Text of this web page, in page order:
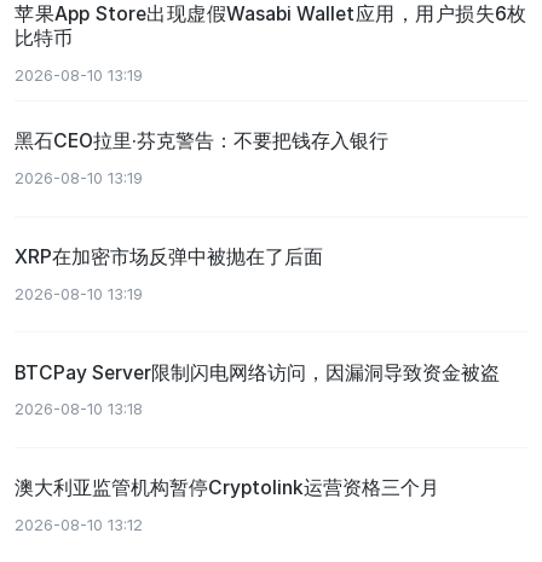
苹果App Store出现虚假Wasabi Wallet应用，用户损失6枚
比特币
2026-08-10 13:19
黑石CEO拉里·芬克警告：不要把钱存入银行
2026-08-10 13:19
XRP在加密市场反弹中被抛在了后面
2026-08-10 13:19
BTCPay Server限制闪电网络访问，因漏洞导致资金被盗
2026-08-10 13:18
澳大利亚监管机构暂停Cryptolink运营资格三个月
2026-08-10 13:12